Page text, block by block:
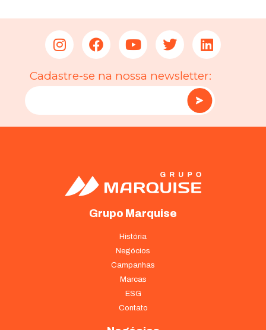
Cadastre-se na nossa newsletter:
Grupo Marquise
História
Negócios
Campanhas
Marcas
ESG
Contato